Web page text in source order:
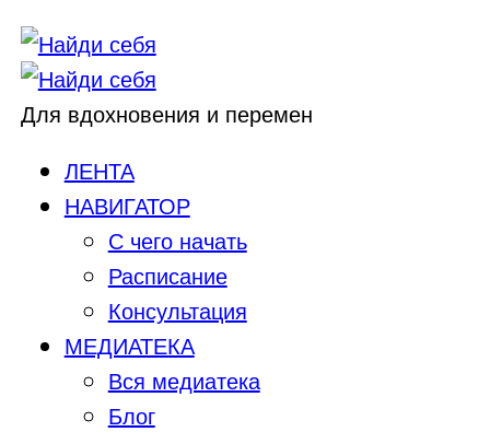
Для вдохновения и перемен
ЛЕНТА
НАВИГАТОР
С чего начать
Расписание
Консультация
МЕДИАТЕКА
Вся медиатека
Блог